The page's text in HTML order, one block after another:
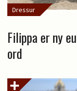
Dressur
Filippa er ny
ord